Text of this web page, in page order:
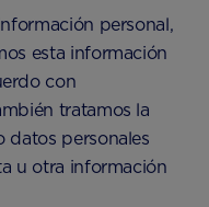
personal,
esta información
con
tratamos la
datos personales
u otra información